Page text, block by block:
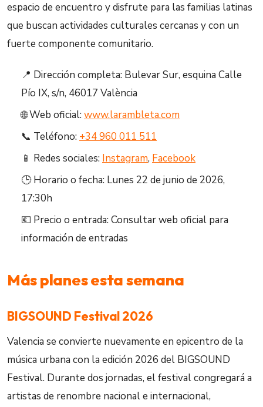
espacio de encuentro y disfrute para las familias latinas
que buscan actividades culturales cercanas y con un
fuerte componente comunitario.
📍 Dirección completa: Bulevar Sur, esquina Calle
Pío IX, s/n, 46017 València
🌐 Web oficial:www.larambleta.com
📞 Teléfono: +34 960 011 511
📱 Redes sociales: Instagram, Facebook
🕒 Horario o fecha: Lunes 22 de junio de 2026,
17:30h
💶 Precio o entrada: Consultar web oficial para
información de entradas
Más planes esta semana
BIGSOUND Festival 2026
Valencia se convierte nuevamente en epicentro de la
música urbana con la edición 2026 del BIGSOUND
Festival. Durante dos jornadas, el festival congregará a
artistas de renombre nacional e internacional,